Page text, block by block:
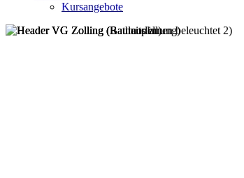
Kursangebote